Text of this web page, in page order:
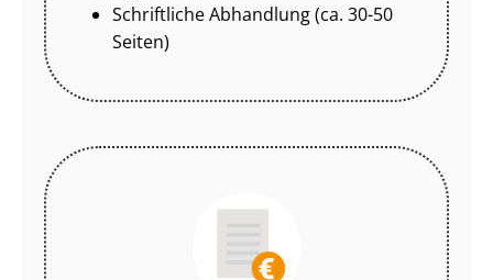
Schriftliche Abhandlung (ca. 30-50
Seiten)